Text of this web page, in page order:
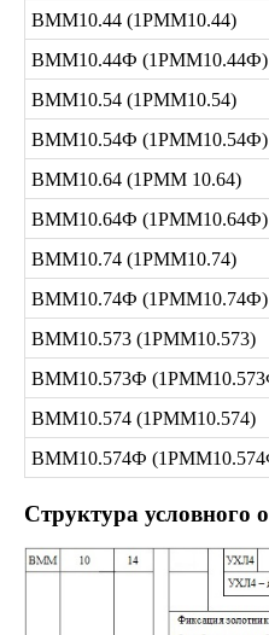
ВММ10.44 (1РММ10.44)
ВММ10.44Ф (1РММ10.44Ф)
ВММ10.54 (1РММ10.54)
ВММ10.54Ф (1РММ10.54Ф)
ВММ10.64 (1РММ 10.64)
ВММ10.64Ф (1РММ10.64Ф)
ВММ10.74 (1РММ10.74)
ВММ10.74Ф (1РММ10.74Ф)
ВММ10.573 (1РММ10.573)
ВММ10.573Ф
ВММ10.574 (1РММ10.574)
ВММ10.574Ф
Структура условного